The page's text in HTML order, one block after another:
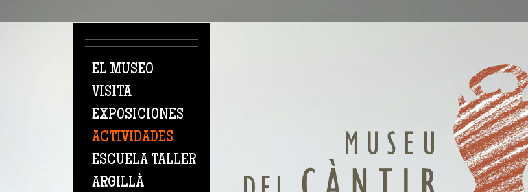
EL MUSEO
VISITA
EXPOSICIONES
ACTIVIDADES
ESCUELA TALLER
ARGILLÀ